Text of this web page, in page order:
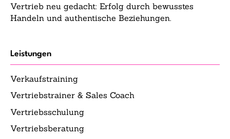
Vertrieb neu gedacht: Erfolg durch bewusstes
Handeln und authentische Beziehungen.
Leistungen
Verkaufstraining
Vertriebstrainer & Sales Coach
Vertriebsschulung
Vertriebsberatung